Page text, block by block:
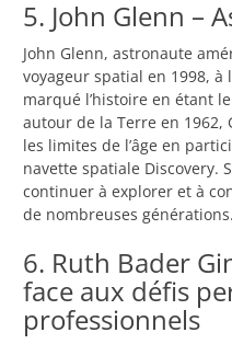
5. John Glenn –
John Glenn, astronaute
voyageur spatial en 1998, à
marqué l’histoire en étant
autour de la Terre en 1962,
les limites de l’âge en
navette spatiale Discovery.
continuer à explorer et à
de nombreuses générations.
6. Ruth Bader
face aux défis
professionnels